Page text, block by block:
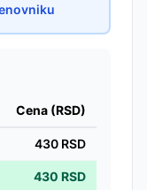
Cena (RSD)
430 RSD
430 RSD